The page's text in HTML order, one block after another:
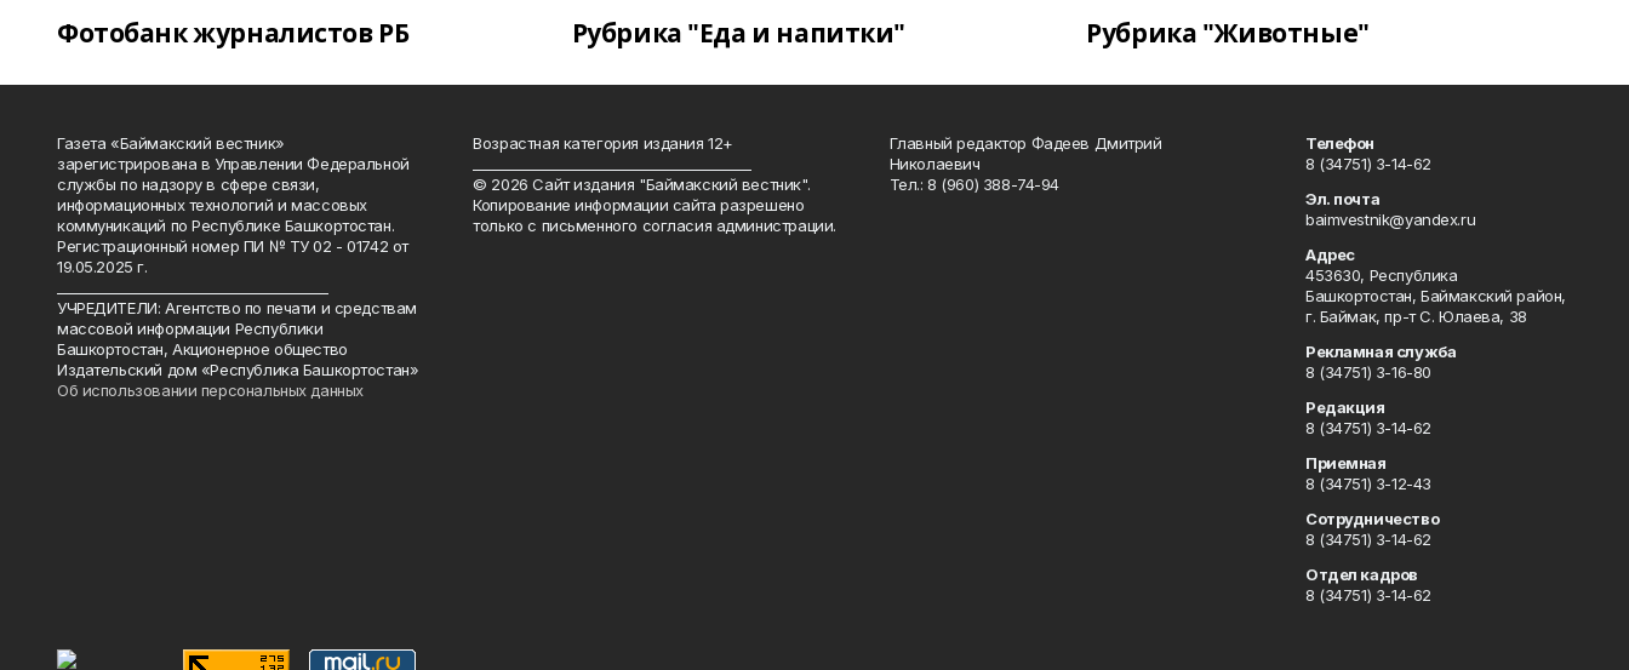
Фотобанк журналистов РБ Рубрика "Еда и напитки" Рубрика "Животные"
Газета «Баймакский вестник»
зарегистрирована в Управлении Федеральной
службы по надзору в сфере связи,
информационных технологий и массовых
коммуникаций по Республике Башкортостан.
Регистрационный номер ПИ № ТУ 02 - 01742 от
19.05.2025 г.
УЧРЕДИТЕЛИ: Агентство по печати и средствам
массовой информации Республики
Башкортостан, Акционерное общество
Издательский дом «Республика Башкортостан»
Об использовании персональных данных
Возрастная категория издания 12+
© 2026 Сайт издания "Баймакский вестник".
Копирование информации сайта разрешено
только с письменного согласия администрации.
Главный редактор Фадеев Дмитрий
Николаевич
Тел.: 8 (960) 388-74-94
Телефон
8 (34751) 3-14-62
Эл. почта
baimvestnik@yandex.ru
Адрес
453630, Республика
Башкортостан, Баймакский район,
г. Баймак, пр-т С. Юлаева, 38
Рекламная служба
8 (34751) 3-16-80
Редакция
8 (34751) 3-14-62
Приемная
8 (34751) 3-12-43
Сотрудничество
8 (34751) 3-14-62
Отдел кадров
8 (34751) 3-14-62